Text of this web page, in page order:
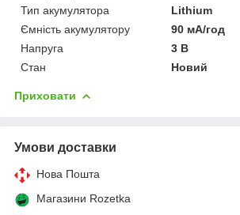
Тип акумулятора
Lithium
Ємність акумулятору
90 мА/год
Напруга
3 В
Стан
Новий
Приховати
Умови доставки
Нова Пошта
Магазини Rozetka